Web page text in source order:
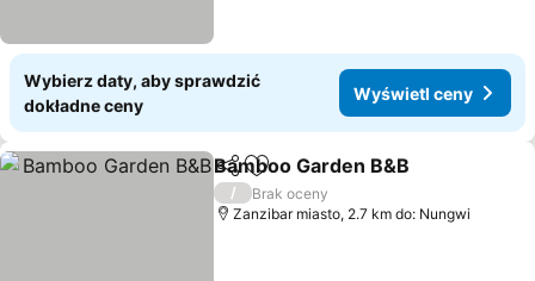
Wybierz daty, aby sprawdzić
dokładne ceny
Wyświetl ceny
Udostępnij
Dodaj do ulubionych
Bamboo Garden B&B
/
Brak oceny
Zanzibar miasto, 2.7 km do: Nungwi